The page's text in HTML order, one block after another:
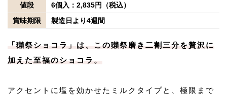
値段
6個入：2,835円（税込）
賞味期限
製造日より4週間
「獺祭ショコラ」は、この獺祭磨き二割三分を贅沢に
加えた至福のショコラ。
アクセントに塩を効かせたミルクタイプと、極限まで